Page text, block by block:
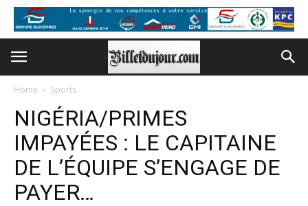
Home Sports
NIGÉRIA/PRIMES
IMPAYÉES : LE CAPITAINE
DE L’ÉQUIPE S’ENGAGE DE
PAYER…